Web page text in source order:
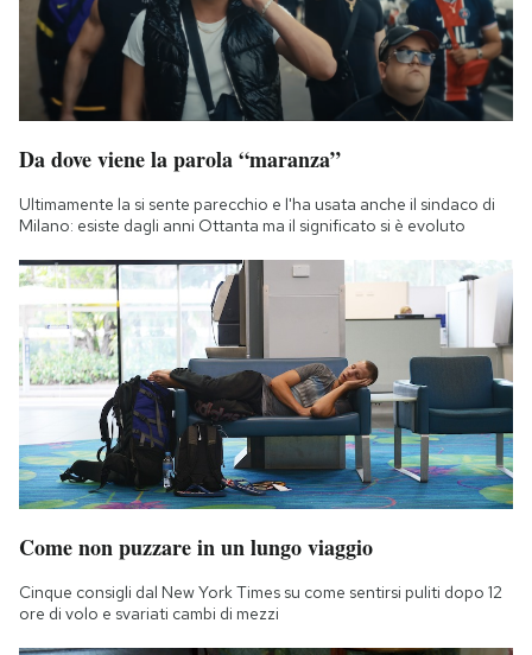
Da dove viene la parola “maranza”
Ultimamente la si sente parecchio e l'ha usata anche il sindaco di
Milano: esiste dagli anni Ottanta ma il significato si è evoluto
Come non puzzare in un lungo viaggio
Cinque consigli dal New York Times su come sentirsi puliti dopo 12
ore di volo e svariati cambi di mezzi